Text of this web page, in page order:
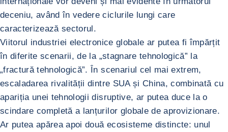
deceniu, având în vedere ciclurile lungi care
caracterizează sectorul.
Viitorul industriei electronice globale ar putea fi împărțit
în diferite scenarii, de la „stagnare tehnologică” la
„fractură tehnologică”. În scenariul cel mai extrem,
escaladarea rivalității dintre SUA și China, combinată cu
apariția unei tehnologii disruptive, ar putea duce la o
scindare completă a lanțurilor globale de aprovizionare.
Ar putea apărea apoi două ecosisteme distincte: unul